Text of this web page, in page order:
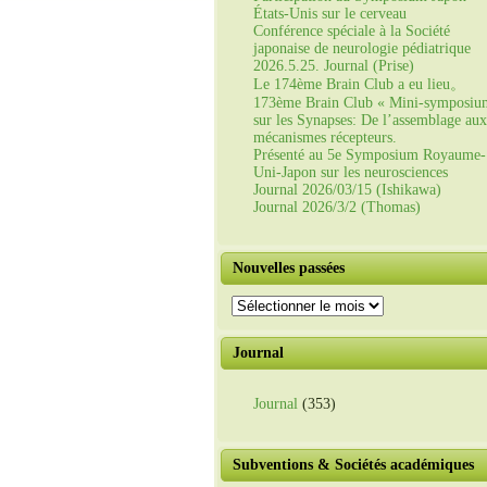
États-Unis sur le cerveau
Conférence spéciale à la Société
japonaise de neurologie pédiatrique
2026.5.25. Journal (Prise)
Le 174ème Brain Club a eu lieu。
173ème Brain Club « Mini-
sur les Synapses: De l’assemblage aux
mécanismes récepteurs.
Présenté au 5e Symposium Royaume-
Uni-Japon sur les neurosciences
Journal 2026/03/15 (Ishikawa)
Journal 2026/3/2 (Thomas)
Nouvelles passées
Nouvelles
passées
Journal
Journal (353)
Subventions & Sociétés académiques